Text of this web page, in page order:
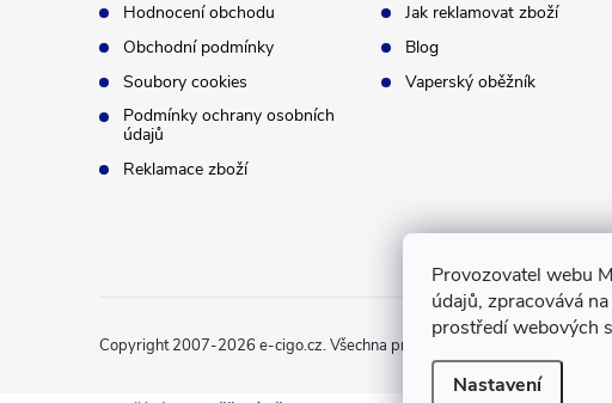
Provozovatel webu
údajů, zpracovává
prostředí webových
Nastavení
Hodnocení obchodu
Obchodní podmínky
Soubory cookies
Podmínky ochrany osobních
údajů
Reklamace zboží
Jak reklamovat zboží
Blog
Vaperský oběžník
Copyright 2007-2026 e-cigo.cz. Všechna práva vyhrazena.